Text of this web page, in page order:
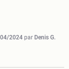
2024 par Denis G.